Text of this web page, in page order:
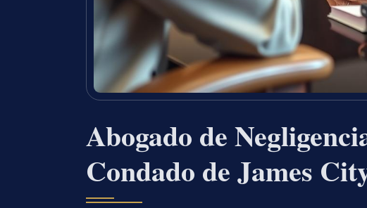
Abogado de
Condado de James